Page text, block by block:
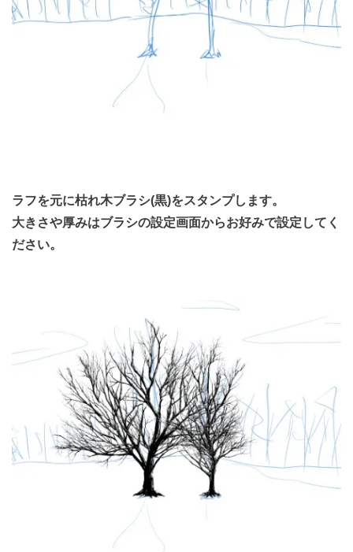
ラフを元に枯れ木ブラシ(黒)をスタンプします。
大きさや厚みはブラシの設定画面からお好みで設定してく
ださい。